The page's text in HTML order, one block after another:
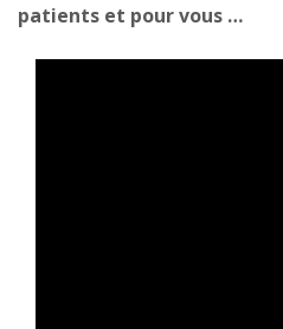
patients et pour vous …